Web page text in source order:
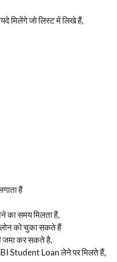
मिलेंगे जो लिस्ट में लिखे हैं,
हैं
का समय मिलता हैं,
को चुका सकते हैं
जमा कर सकते है,
Student Loan लेने पर मिलते हैं,